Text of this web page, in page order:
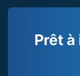
Prêt